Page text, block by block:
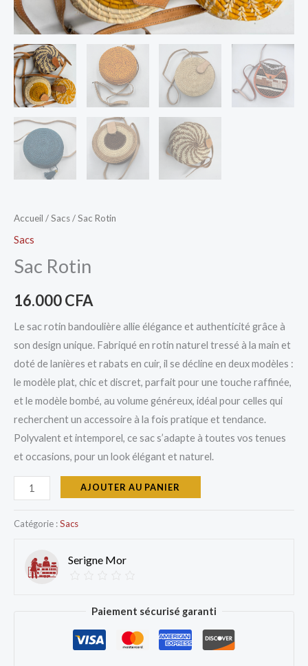
Accueil /Sacs/ Sac Rotin
Sacs
Sac Rotin
16.000CFA
Le sac rotin bandoulière allie élégance et authenticité grâce à
son design unique. Fabriqué en rotin naturel tressé à la main et
doté de lanières et rabats en cuir, il se décline en deux modèles :
le modèle plat, chic et discret, parfait pour une touche raffinée,
et le modèle bombé, au volume généreux, idéal pour celles qui
recherchent un accessoire à la fois pratique et tendance.
Polyvalent et intemporel, ce sac s’adapte à toutes vos tenues
et occasions, pour un look élégant et naturel.
AJOUTER AU PANIER
Catégorie :Sacs
Serigne Mor
Paiement sécurisé garanti